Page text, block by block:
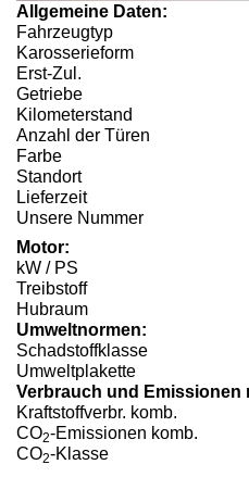
Allgemeine Daten:
Fahrzeugtyp
Karosserieform
Erst-Zul.
Getriebe
Kilometerstand
Anzahl der Türen
Farbe
Standort
Lieferzeit
Unsere Nummer
Motor:
kW / PS
Treibstoff
Hubraum
Umweltnormen:
Schadstoffklasse
Umweltplakette
Verbrauch und Emissionen
Kraftstoffverbr. komb.
CO2-Emissionen komb.
CO2-Klasse